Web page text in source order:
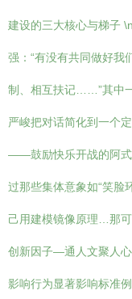
建设的三大核心与梯子
强：“有没有共同做好我
制、相互扶记……”其中
严峻把对话简化到一个
——鼓励快乐开战的阿
过那些集体意象如“笑脸
己用建模镜像原理…那
创新因子—通人文聚人
影响行为显著影响标准